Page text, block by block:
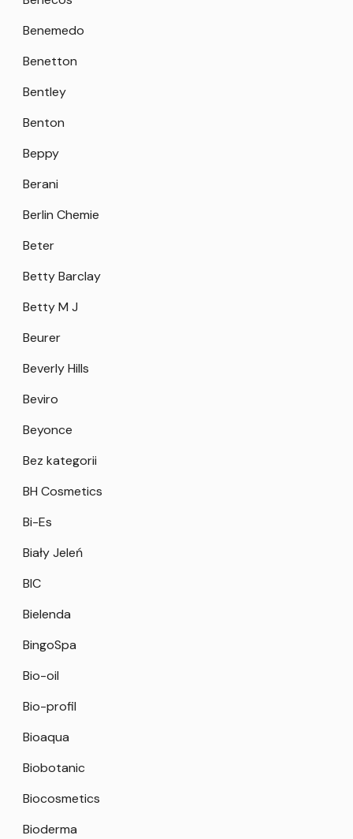
Benemedo
Benetton
Bentley
Benton
Beppy
Berani
Berlin Chemie
Beter
Betty Barclay
Betty M J
Beurer
Beverly Hills
Beviro
Beyonce
Bez kategorii
BH Cosmetics
Bi-Es
Biały Jeleń
BIC
Bielenda
BingoSpa
Bio-oil
Bio-profil
Bioaqua
Biobotanic
Biocosmetics
Bioderma